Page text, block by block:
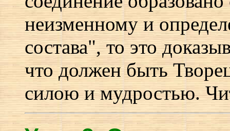
неизменному и
состава", то это
что должен быть
силою и мудростью.